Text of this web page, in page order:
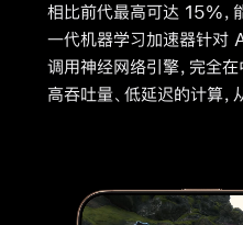
相比前代最高可达 15%，
一代机器学习加速器针对
调用神经网络引擎，完全
高吞吐量、低延迟的计算，